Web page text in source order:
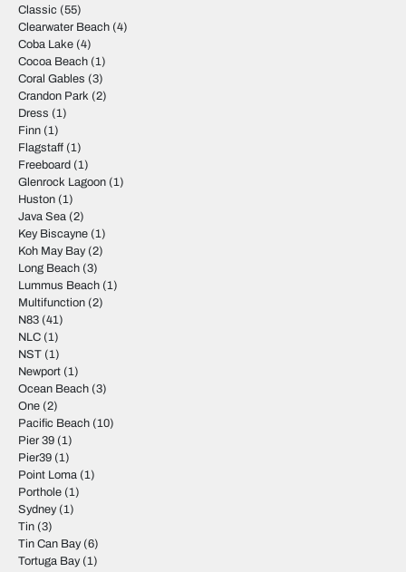
Classic (55)
Clearwater Beach (4)
Coba Lake (4)
Cocoa Beach (1)
Coral Gables (3)
Crandon Park (2)
Dress (1)
Finn (1)
Flagstaff (1)
Freeboard (1)
Glenrock Lagoon (1)
Huston (1)
Java Sea (2)
Key Biscayne (1)
Koh May Bay(2)
Long Beach (3)
Lummus Beach (1)
Multifunction (2)
N83 (41)
NLC (1)
NST (1)
Newport (1)
Ocean Beach (3)
One (2)
Pacific Beach (10)
Pier 39 (1)
Pier39 (1)
Point Loma (1)
Porthole (1)
Sydney(1)
Tin (3)
Tin Can Bay(6)
Tortuga Bay(1)